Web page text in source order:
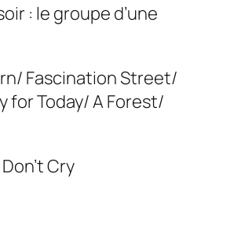
: le groupe d’une
Fascination Street/
for Today/ A Forest/
Cry